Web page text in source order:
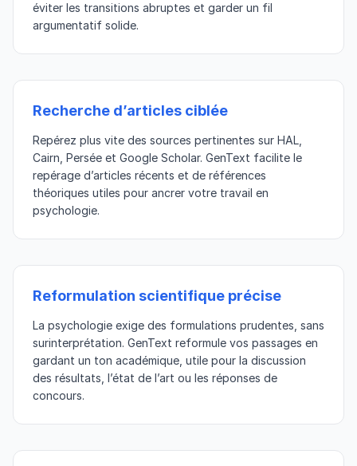
éviter les transitions abruptes et garder un fil
argumentatif solide.
Recherche d’articles ciblée
Repérez plus vite des sources pertinentes sur HAL,
Cairn, Persée et Google Scholar. GenText facilite le
repérage d’articles récents et de références
théoriques utiles pour ancrer votre travail en
psychologie.
Reformulation scientifique précise
La psychologie exige des formulations prudentes, sans
surinterprétation. GenText reformule vos passages en
gardant un ton académique, utile pour la discussion
des résultats, l’état de l’art ou les réponses de
concours.